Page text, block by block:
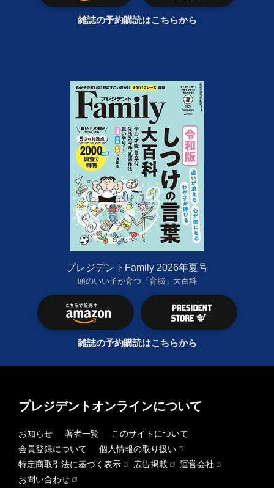
雑誌の予約購読はこちらから
プレジデントFamily 2026年夏号
頭のいい子が育つ「育脳」大百科
雑誌の予約購読はこちらから
プレジデントオンラインについて
お知らせ 著者一覧
このサイトについて
会員登録について
個人情報の取り扱い
特定商取引法に基づく表示
広告掲載
運営会社
お問い合わせ